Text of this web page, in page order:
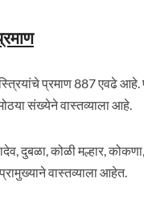
प्रमाण 887 एवढे आहे.
संख्येने वास्तव्याला आहे.
दुबळा, कोळी मल्हार,
वास्तव्याला आहेत.